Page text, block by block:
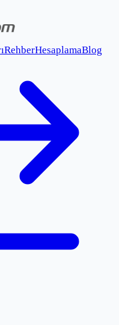
RehberHesaplamaBlog